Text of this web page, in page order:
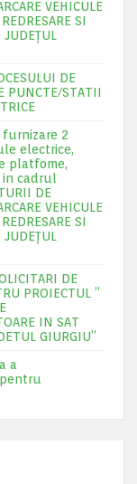
VEHICULE
SI
DE
PUNCTE/STATII
furnizare 2
electrice,
platfome,
cadrul
DE
VEHICULE
SI
DE
PROIECTUL ”
IN SAT
GIURGIU”
a